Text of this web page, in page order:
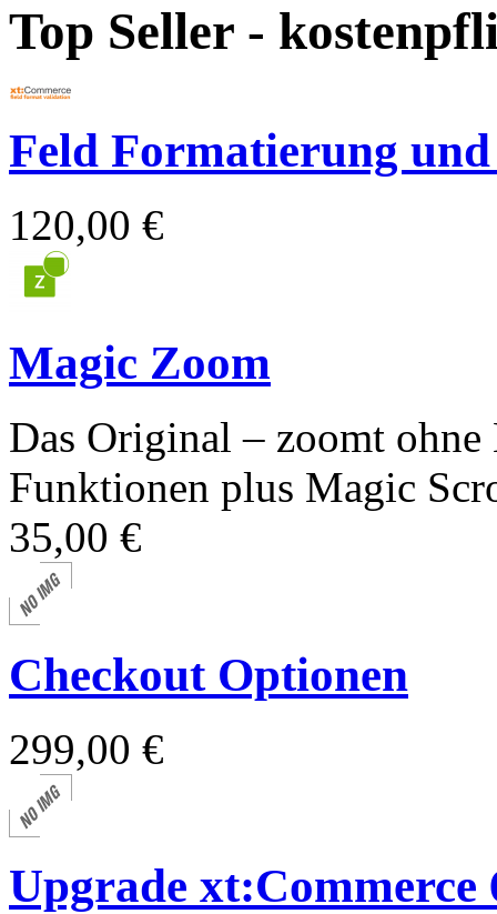
Top Seller -
Feld Formatierung
120,00 €
Magic Zoom
Das Original – zoomt
Funktionen plus Magic
35,00 €
Checkout Optionen
299,00 €
Upgrade